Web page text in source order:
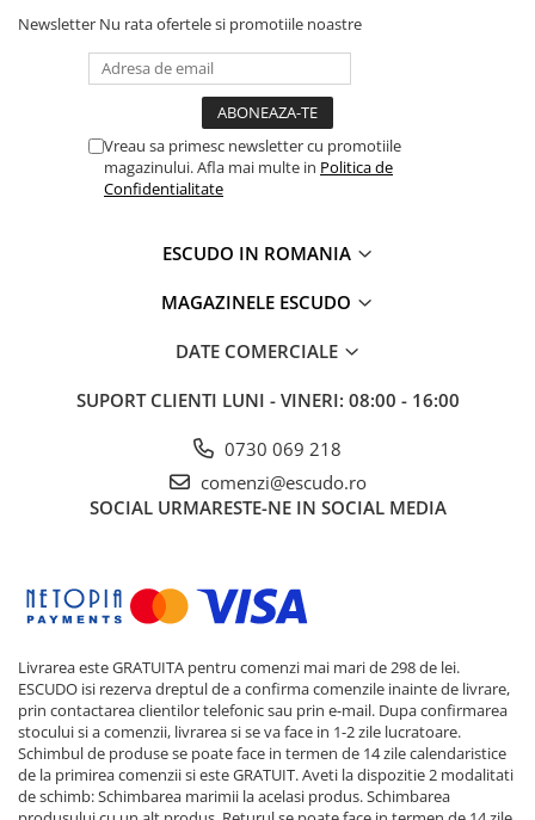
Newsletter Nu rata ofertele si promotiile noastre
Vreau sa primesc newsletter cu promotiile
magazinului. Afla mai multe in Politica de
Confidentialitate
ESCUDO IN ROMANIA
MAGAZINELE ESCUDO
DATE COMERCIALE
SUPORT CLIENTI LUNI - VINERI: 08:00 - 16:00
0730 069 218
comenzi@escudo.ro
SOCIAL URMARESTE-NE IN SOCIAL MEDIA
Livrarea este GRATUITA pentru comenzi mai mari de 298 de lei.
ESCUDO isi rezerva dreptul de a confirma comenzile inainte de livrare,
prin contactarea clientilor telefonic sau prin e-mail. Dupa confirmarea
stocului si a comenzii, livrarea si se va face in 1-2 zile lucratoare.
Schimbul de produse se poate face in termen de 14 zile calendaristice
de la primirea comenzii si este GRATUIT. Aveti la dispozitie 2 modalitati
de schimb: Schimbarea marimii la acelasi produs. Schimbarea